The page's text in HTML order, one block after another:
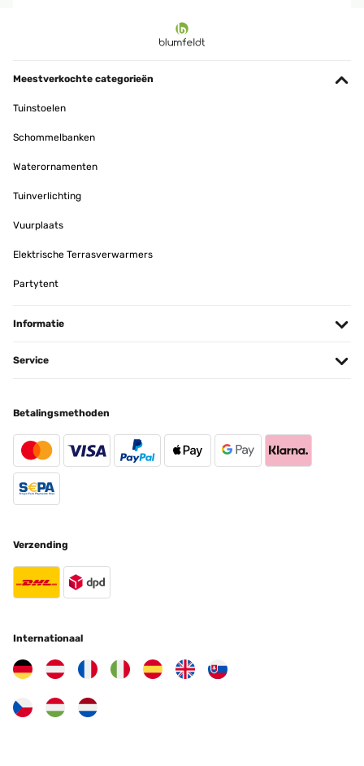
nach dem Stockbrot Deckel rauf herrlich
parece un poco endeble, poco gruesa. En el montaje, las roscas de
tuvimos que reforzarla con una tuerca. Aún no la hemos probado
mis temores por fuegos de mayor capacidad.
La empresa como servicio de entrega: EXCELENTE.
gut aus. Wir konnten sie noch nicht ausprobieren, freuen uns aber
auf unser erstes Feuerchen...
Christine
Vertaal
Prodotto conforme all'acquisto
Meestverkochte categorieën
Tuinstoelen
Schommelbanken
Waterornamenten
Tuinverlichting
Vuurplaats
Elektrische Terrasverwarmers
Partytent
Informatie
Service
Betalingsmethoden
Verzending
Internationaal